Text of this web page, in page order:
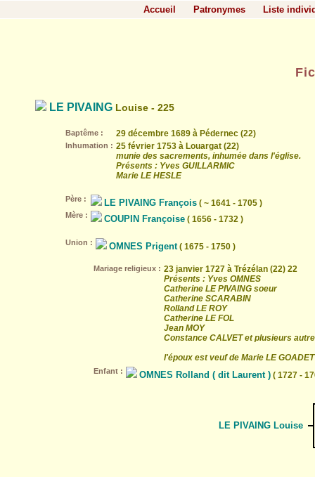
Accueil Patronymes Liste
LE PIVAING Louise - 225
Baptême : 29 décembre 1689 à Pédernec (22)
Inhumation : 25 février 1753 à Louargat (22)
munie des sacrements, inhumée dans l'église.
Présents : Yves GUILLARMIC
Marie LE HESLE
Père : LE PIVAING François ( ~ 1641 - 1705 )
Mère : COUPIN Françoise ( 1656 - 1732 )
Union : OMNES Prigent( 1675 - 1750 )
Mariage religieux : 23 janvier 1727 à Trézélan (22) 22
Présents : Yves OMNES
Catherine LE PIVAING soeur
Catherine SCARABIN
Rolland LE ROY
Catherine LE FOL
Jean MOY
Constance CALVET et plusieurs
l'époux est veuf de Marie LE GOADET
Enfant : OMNES Rolland ( dit Laurent ) ( 1727 -
LE PIVAING Louise